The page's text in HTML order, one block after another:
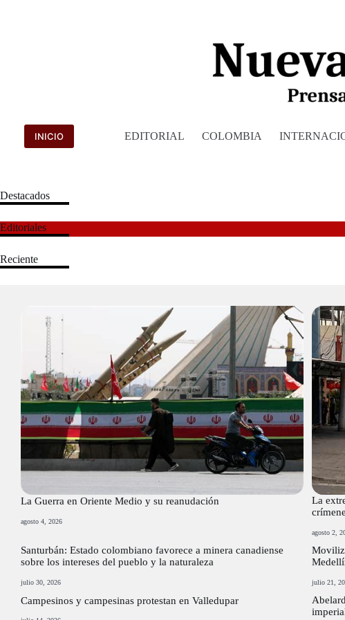
INICIO EDITORIAL COLOMBIA
Destacados
Editoriales
Reciente
La Guerra en Oriente Medio y su reanudación
agosto 4, 2026
La
agosto 2,
Santurbán: Estado colombiano favorece a minera canadiense
sobre los intereses del pueblo y la naturaleza
julio 30, 2026 julio 21,
Campesinos y campesinas protestan en Valledupar